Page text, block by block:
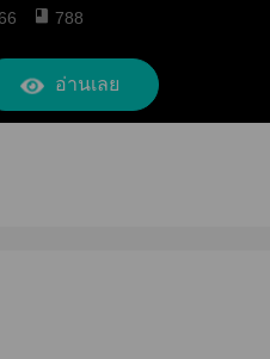
788
อ่านเลย